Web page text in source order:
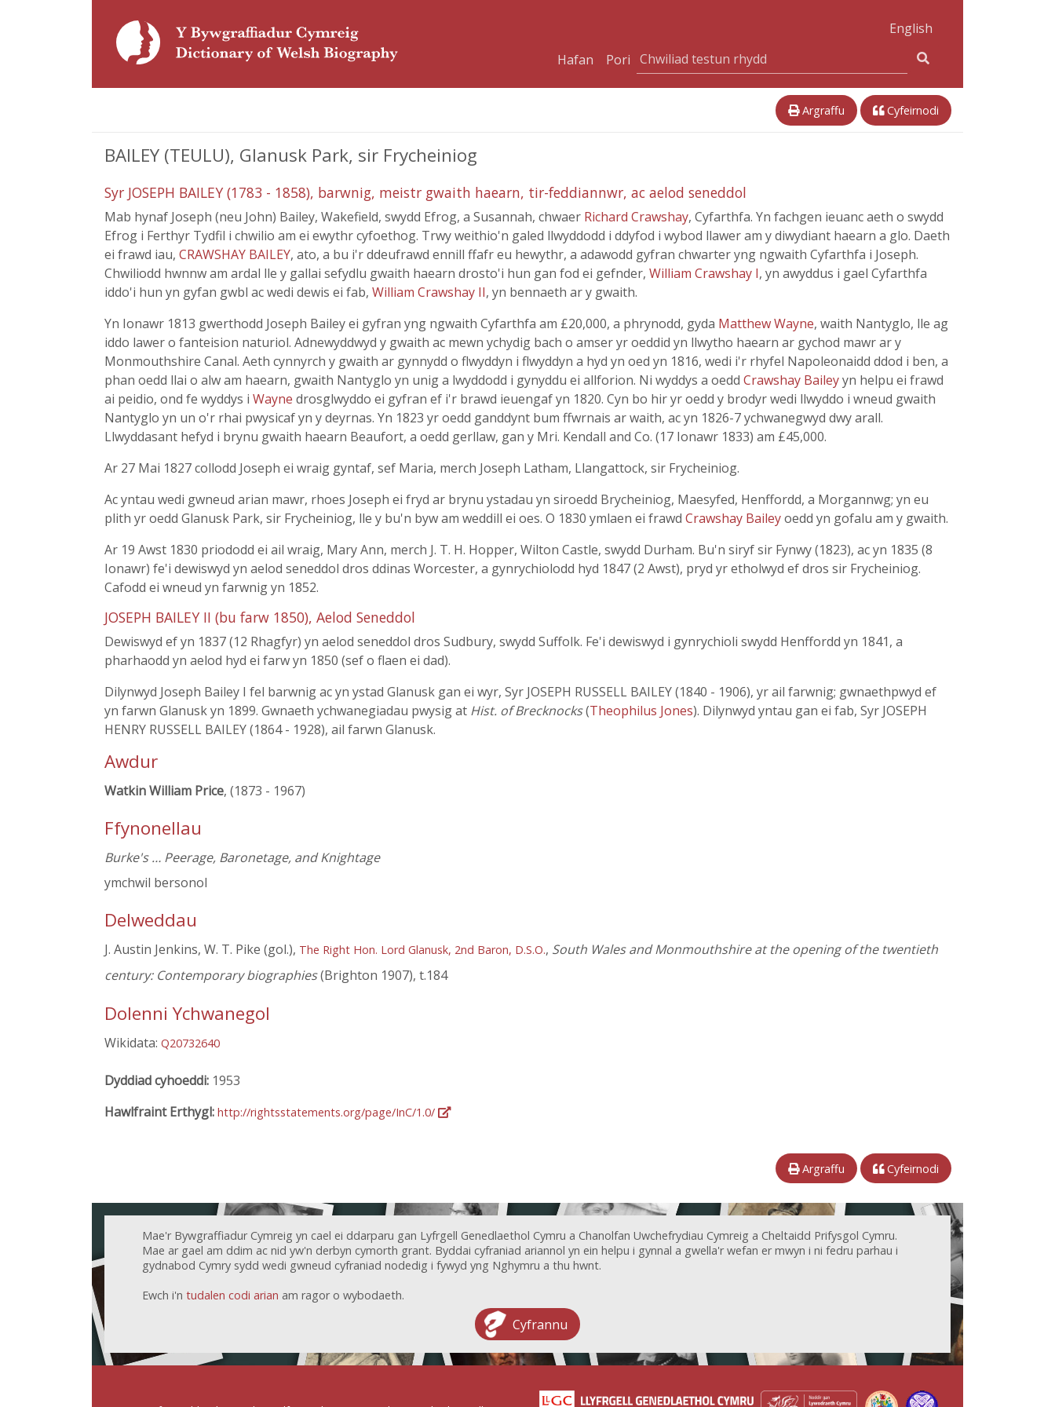
English
Hafan
Pori
Argraffu Cyfeirnodi
BAILEY (TEULU), Glanusk Park, sir Frycheiniog
Syr JOSEPH BAILEY (1783 - 1858), barwnig, meistr gwaith haearn, tir-feddiannwr, ac aelod seneddol
Mab hynaf Joseph (neu John) Bailey, Wakefield, swydd Efrog, a Susannah, chwaer Richard Crawshay, Cyfarthfa. Yn fachgen ieuanc aeth o swydd
Efrog i Ferthyr Tydfil i chwilio am ei ewythr cyfoethog. Trwy weithio'n galed llwyddodd i ddyfod i wybod llawer am y diwydiant haearn a glo. Daeth
ei frawd iau, CRAWSHAY BAILEY, ato, a bu i'r ddeufrawd ennill ffafr eu hewythr, a adawodd gyfran chwarter yng ngwaith Cyfarthfa i Joseph.
Chwiliodd hwnnw am ardal lle y gallai sefydlu gwaith haearn drosto'i hun gan fod ei gefnder, William Crawshay I, yn awyddus i gael Cyfarthfa
iddo'i hun yn gyfan gwbl ac wedi dewis ei fab, William Crawshay II, yn bennaeth ar y gwaith.
Yn Ionawr 1813 gwerthodd Joseph Bailey ei gyfran yng ngwaith Cyfarthfa am £20,000, a phrynodd, gyda Matthew Wayne, waith Nantyglo, lle ag
iddo lawer o fanteision naturiol. Adnewyddwyd y gwaith ac mewn ychydig bach o amser yr oeddid yn llwytho haearn ar gychod mawr ar y
Monmouthshire Canal. Aeth cynnyrch y gwaith ar gynnydd o flwyddyn i flwyddyn a hyd yn oed yn 1816, wedi i'r rhyfel Napoleonaidd ddod i ben, a
phan oedd llai o alw am haearn, gwaith Nantyglo yn unig a lwyddodd i gynyddu ei allforion. Ni wyddys a oedd Crawshay Baileyyn helpu ei frawd
ai peidio, ond fe wyddys i Wayne drosglwyddo ei gyfran ef i'r brawd ieuengaf yn 1820. Cyn bo hir yr oedd y brodyr wedi llwyddo i wneud gwaith
Nantyglo yn un o'r rhai pwysicaf yn y deyrnas. Yn 1823 yr oedd ganddynt bum ffwrnais ar waith, ac yn 1826-7 ychwanegwyd dwy arall.
Llwyddasant hefyd i brynu gwaith haearn Beaufort, a oedd gerllaw, gan y Mri. Kendall and Co. (17 Ionawr 1833) am £45,000.
Ar 27 Mai 1827 collodd Joseph ei wraig gyntaf, sef Maria, merch Joseph Latham, Llangattock, sir Frycheiniog.
Ac yntau wedi gwneud arian mawr, rhoes Joseph ei fryd ar brynu ystadau yn siroedd Brycheiniog, Maesyfed, Henffordd, a Morgannwg; yn eu
plith yr oedd Glanusk Park, sir Frycheiniog, lle y bu'n byw am weddill ei oes. O 1830 ymlaen ei frawd Crawshay Baileyoedd yn gofalu am y gwaith.
Ar 19 Awst 1830 priododd ei ail wraig, Mary Ann, merch J. T. H. Hopper, Wilton Castle, swydd Durham. Bu'n siryf sir Fynwy (1823), ac yn 1835 (8
Ionawr) fe'i dewiswyd yn aelod seneddol dros ddinas Worcester, a gynrychiolodd hyd 1847 (2 Awst), pryd yr etholwyd ef dros sir Frycheiniog.
Cafodd ei wneud yn farwnig yn 1852.
JOSEPH BAILEY II (bu farw 1850), Aelod Seneddol
Dewiswyd ef yn 1837 (12 Rhagfyr) yn aelod seneddol dros Sudbury, swydd Suffolk. Fe'i dewiswyd i gynrychioli swydd Henffordd yn 1841, a
pharhaodd yn aelod hyd ei farw yn 1850 (sef o flaen ei dad).
Dilynwyd Joseph Bailey I fel barwnig ac yn ystad Glanusk gan ei wyr, Syr JOSEPH RUSSELL BAILEY (1840 - 1906), yr ail farwnig; gwnaethpwyd ef
yn farwn Glanusk yn 1899. Gwnaeth ychwanegiadau pwysig at Hist. of Brecknocks(Theophilus Jones). Dilynwyd yntau gan ei fab, Syr JOSEPH
HENRY RUSSELL BAILEY (1864 - 1928), ail farwn Glanusk.
Awdur
Watkin William Price, (1873 - 1967)
Ffynonellau
Burke's … Peerage, Baronetage, and Knightage
ymchwil bersonol
Delweddau
J. Austin Jenkins, W. T. Pike (gol.), The Right Hon. Lord Glanusk, 2nd Baron, D.S.O., South Wales and Monmouthshire at the opening of the twentieth
century: Contemporary biographies(Brighton 1907), t.184
Dolenni Ychwanegol
Wikidata: Q20732640
Dyddiad cyhoeddi: 1953
Hawlfraint Erthygl: http://rightsstatements.org/page/InC/1.0/
Argraffu Cyfeirnodi
Mae'r Bywgraffiadur Cymreig yn cael ei ddarparu gan Lyfrgell Genedlaethol Cymru a Chanolfan Uwchefrydiau Cymreig a Cheltaidd Prifysgol Cymru.
Mae ar gael am ddim ac nid yw'n derbyn cymorth grant. Byddai cyfraniad ariannol yn ein helpu i gynnal a gwella'r wefan er mwyn i ni fedru parhau i
gydnabod Cymry sydd wedi gwneud cyfraniad nodedig i fywyd yng Nghymru a thu hwnt.
Ewch i'n tudalen codi arian am ragor o wybodaeth.
Cyfrannu